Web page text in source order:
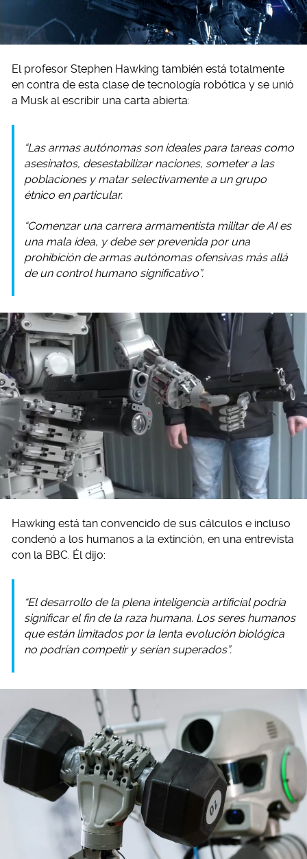
El profesor Stephen Hawking también está totalmente
en contra de esta clase de tecnología robótica y se unió
a Musk al escribir una carta abierta:
“Las armas autónomas son ideales para tareas como
asesinatos, desestabilizar naciones, someter a las
poblaciones y matar selectivamente a un grupo
étnico en particular.
“Comenzar una carrera armamentista militar de AI es
una mala idea, y debe ser prevenida por una
prohibición de armas autónomas ofensivas más allá
de un control humano significativo”.
Hawking está tan convencido de sus cálculos e incluso
condenó a los humanos a la extinción, en una entrevista
con la BBC. Él dijo:
“El desarrollo de la plena inteligencia artificial podría
significar el fin de la raza humana. Los seres humanos
que están limitados por la lenta evolución biológica
no podrían competir y serían superados”.